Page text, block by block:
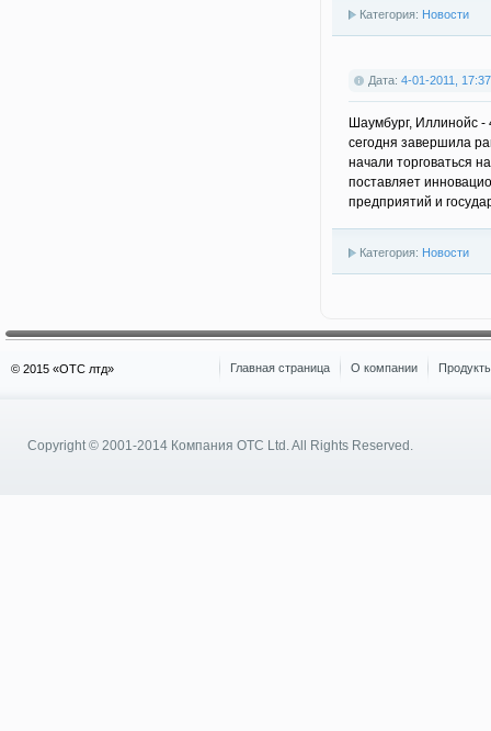
Категория: Новости
Дата: 4-01-2011, 17:37
Шаумбург, Иллинойс -
сегодня завершила
начали торговаться
поставляет
предприятий и
Категория: Новости
© 2015 «OTC лтд» Главная страница О компании
Copyright © 2001-2014 Компания OTC Ltd.All Rights Reserved.